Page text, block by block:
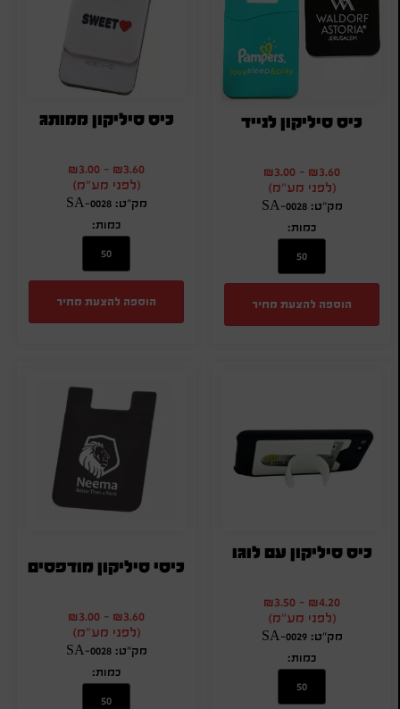
כיס סיליקון לנייד
₪3.60
-
₪3.00
(לפני מע"מ)
מק"ט: SA-0028
כמות:
הוספה להצעת מחיר
כיס סיליקון ממותג
₪3.60
-
₪3.00
(לפני מע"מ)
מק"ט: SA-0028
כמות:
הוספה להצעת מחיר
כיס סיליקון עם לוגו
₪4.20
-
₪3.50
(לפני מע"מ)
מק"ט: SA-0029
כמות:
כיסי סיליקון מודפסים
₪3.60
-
₪3.00
(לפני מע"מ)
מק"ט: SA-0028
כמות: